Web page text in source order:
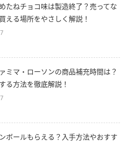
たねチョコ味は製造終了？売ってな
える場所をやさしく解説！
ミマ・ローソンの商品補充時間は？
る方法を徹底解説！
ボールもらえる？入手方法やおすす